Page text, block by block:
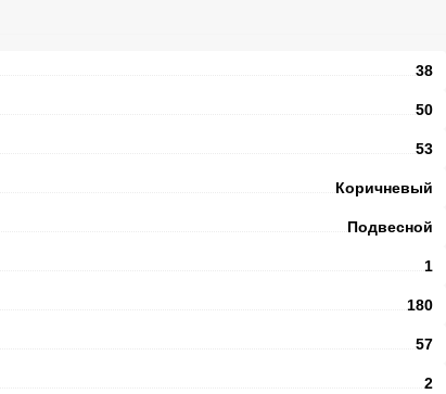
38
50
53
Коричневый
Подвесной
1
180
57
2